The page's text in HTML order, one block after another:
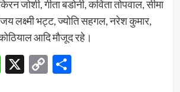
जोशी, गीता बडोनी, कविता तोपवाल, सीमा
लक्ष्मी भट्ट, ज्योति सहगल, नरेश कुमार,
आदि मौजूद रहे।
WhatsApp
X CopyShare